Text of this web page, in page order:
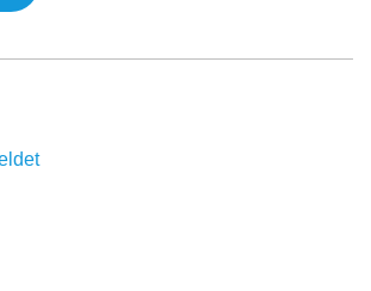
sein, um einen Kommentar